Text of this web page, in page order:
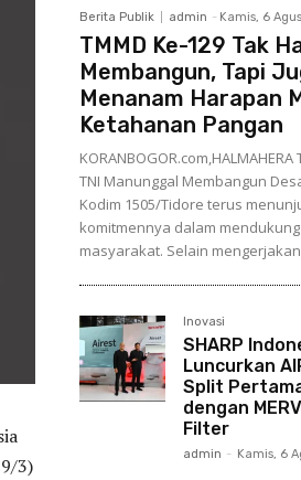
3)
Berita Publik admin - Kamis, 6
TMMD Ke-129 Tak
Membangun, Tapi
Menanam Harapan
Ketahanan Pangan
KORANBOGOR.com,HALMAHERA
TNI Manunggal Membangun
Kodim 1505/Tidore terus
komitmennya dalam
masyarakat. Selain
Inovasi
SHARP
Luncurkan
Split
dengan
Filter
admin - Kamis, 6